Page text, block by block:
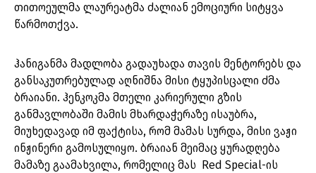
თითოეულმა ლაურეატმა ძალიან ემოციური სიტყვა
წარმოთქვა.
ჰანიგანმა მადლობა გადაუხადა თავის მენტორებს და
განსაკუთრებულად აღნიშნა მისი ტყუპისცალი ძმა
ბრაიანი. ჰენკოკმა მთელი კარიერული გზის
განმავლობაში მამის მხარდაჭერაზე ისაუბრა,
მიუხედავად იმ ფაქტისა, რომ მამას სურდა, მისი ვაჟი
ინჟინერი გამოსულიყო. ბრაიან მეიმაც ყურადღება
მამაზე გაამახვილა, რომელიც მას Red Special-ის